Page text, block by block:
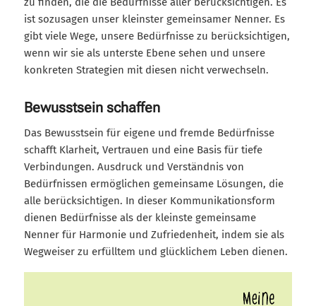
ist sozusagen unser kleinster gemeinsamer Nenner. Es
gibt viele Wege, unsere Bedürfnisse zu berücksichtigen,
wenn wir sie als unterste Ebene sehen und unsere
konkreten Strategien mit diesen nicht verwechseln.
Bewusstsein schaffen
Das Bewusstsein für eigene und fremde Bedürfnisse
schafft Klarheit, Vertrauen und eine Basis für tiefe
Verbindungen. Ausdruck und Verständnis von
Bedürfnissen ermöglichen gemeinsame Lösungen, die
alle berücksichtigen. In dieser Kommunikationsform
dienen Bedürfnisse als der kleinste gemeinsame
Nenner für Harmonie und Zufriedenheit, indem sie als
Wegweiser zu erfülltem und glücklichem Leben dienen.